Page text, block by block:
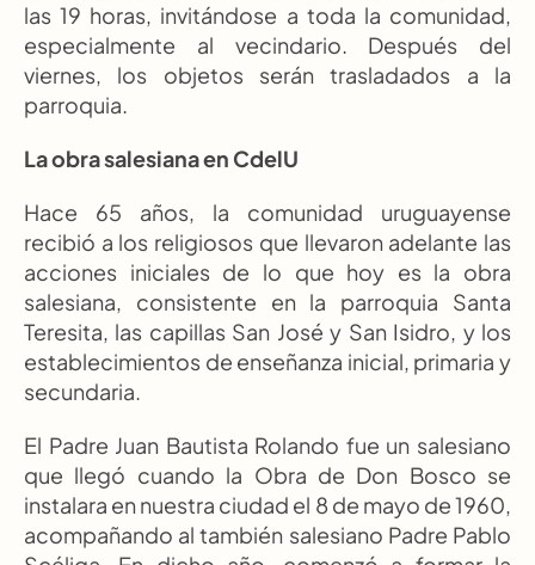
las 19 horas, invitándose a toda la comunidad,
especialmente al vecindario. Después del
viernes, los objetos serán trasladados a la
parroquia.
La obra salesiana en CdelU
Hace 65 años, la comunidad uruguayense
recibió a los religiosos que llevaron adelante las
acciones iniciales de lo que hoy es la obra
salesiana, consistente en la parroquia Santa
Teresita, las capillas San José y San Isidro, y los
establecimientos de enseñanza inicial, primaria y
secundaria.
El Padre Juan Bautista Rolando fue un salesiano
que llegó cuando la Obra de Don Bosco se
instalara en nuestra ciudad el 8 de mayo de 1960,
acompañando al también salesiano Padre Pablo